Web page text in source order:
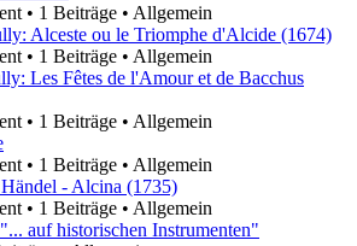
• 1 Beiträge • Allgemein
Alceste ou le Triomphe d'Alcide (1674)
• 1 Beiträge • Allgemein
Les Fêtes de l'Amour et de Bacchus
• 1 Beiträge • Allgemein
• 1 Beiträge • Allgemein
- Alcina (1735)
• 1 Beiträge • Allgemein
auf historischen Instrumenten"